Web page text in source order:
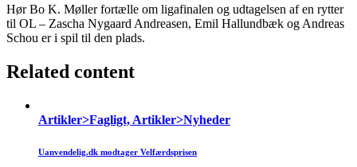
Hør Bo K. Møller fortælle om ligafinalen og udtagelsen af en rytter
til OL – Zascha Nygaard Andreasen, Emil Hallundbæk og Andreas
Schou er i spil til den plads.
Related content
Artikler>Fagligt, Artikler>Nyheder
Uanvendelig.dk modtager Velfærdsprisen